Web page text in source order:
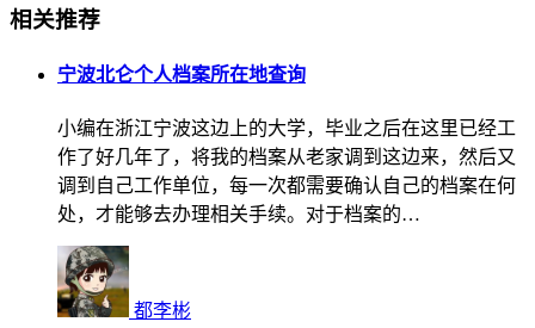
相关推荐
宁波北仑个人档案所在地查询
小编在浙江宁波这边上的大学，毕业之后在这里已经工
作了好几年了，将我的档案从老家调到这边来，然后又
调到自己工作单位，每一次都需要确认自己的档案在何
处，才能够去办理相关手续。对于档案的…
都李彬